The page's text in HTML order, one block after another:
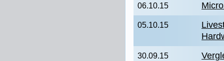
06.10.15
05.10.15
30.09.15